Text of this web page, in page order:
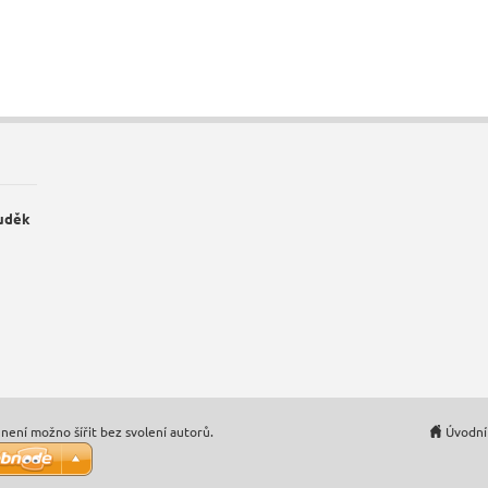
možno šířit bez svolení autorů.